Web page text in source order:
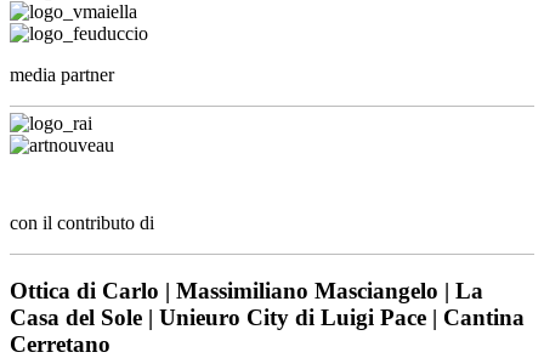
media partner
con il contributo di
Ottica di Carlo | Massimiliano Masciangelo | La
Casa del Sole | Unieuro City di Luigi Pace | Cantina
Cerretano